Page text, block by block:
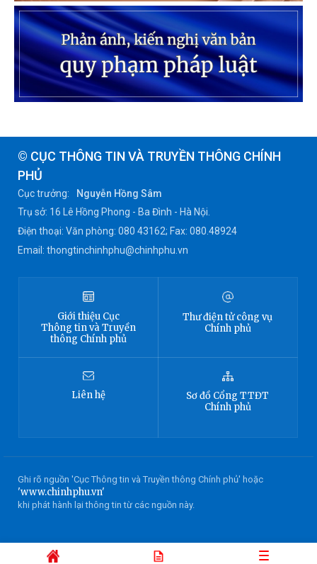
© CỤC THÔNG TIN VÀ TRUYỀN THÔNG CHÍNH
PHỦ
Cục trưởng:
Nguyễn Hồng Sâm
Trụ sở: 16 Lê Hồng Phong - Ba Đình - Hà Nội.
Điện thoại: Văn phòng: 080 43162; Fax: 080.48924
Email: thongtinchinhphu@chinhphu.vn
Giới thiệu Cục
Thông tinvà Truyền
thông Chính phủ
Thư điện tử công vụ
Chính phủ
Liên hệ Sơ đồ Cổng TTĐT
Chính phủ
Ghi rõ nguồn 'Cục Thông tin và Truyền thông Chính phủ' hoặc
'www.chinhphu.vn'
khi phát hành lại thông tin từ các nguồn này.